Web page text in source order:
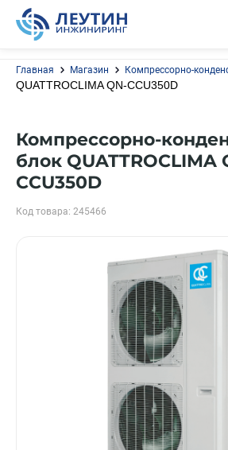
Главная Магазин Компрессорно-
QUATTROCLIMA QN-CCU350D
Компрессорно-
блок QUATTROCLIMA
CCU350D
Код товара: 245466